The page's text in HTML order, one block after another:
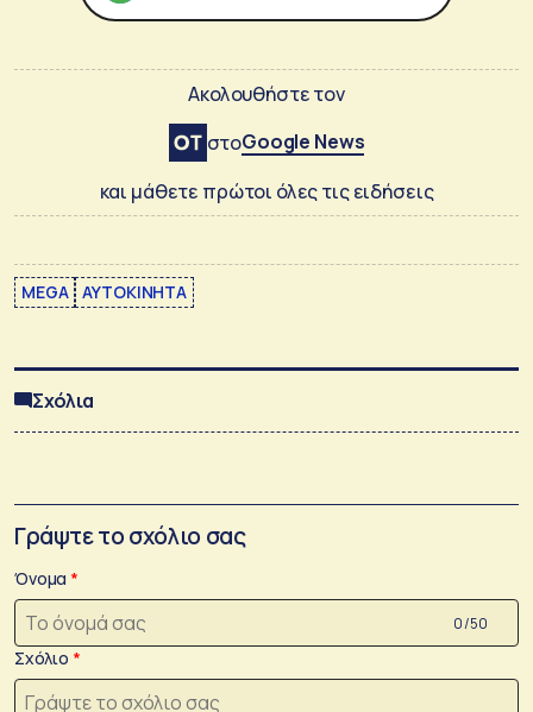
Ακολουθήστε τον
στοGoogle News
και μάθετε πρώτοι όλες τις ειδήσεις
MEGA ΑΥΤΟΚΙΝΗΤΑ
Σχόλια
Γράψτε το σχόλιο σας
Όνομα
0 /50
Σχόλιο